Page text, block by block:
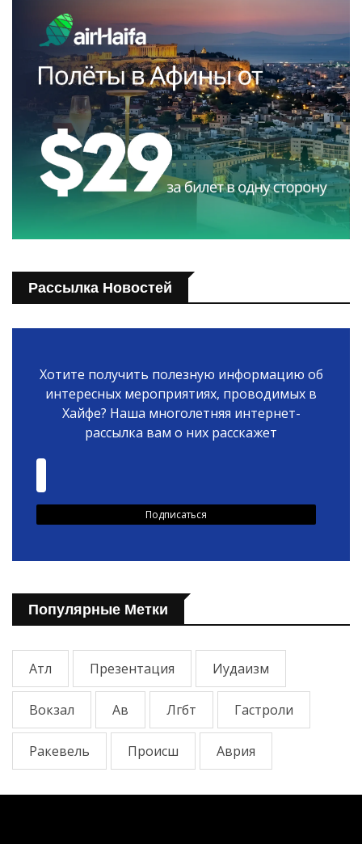
Рассылка Новостей
Хотите получить полезную информацию об
интересных мероприятиях, проводимых в
Хайфе? Наша многолетняя интернет-
рассылка вам о них расскажет
Популярные Метки
Атл Презентация Иудаизм
Вокзал Ав Лгбт Гастроли
Ракевель Происш Аврия